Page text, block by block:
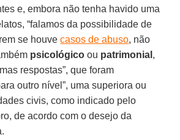
e, embora não tenha havido uma
“falamos da possibilidade de
se houvecasos de abuso, não
psicológico ou patrimonial ,
respostas”, que foram
outro nível”, uma superiora ou
civis, como indicado pelo
de acordo com o desejo da